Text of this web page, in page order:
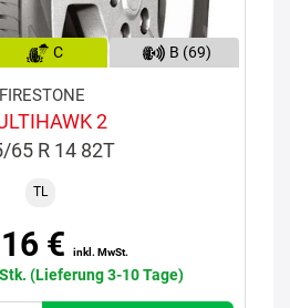
C B (69)
FIRESTONE
2
65 R 14 82T
TL
€ inkl. MwSt.
(Lieferung 3-10 Tage)